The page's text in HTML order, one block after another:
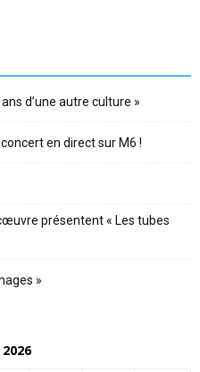
d’une autre culture »
en direct sur M6 !
présentent « Les tubes
»